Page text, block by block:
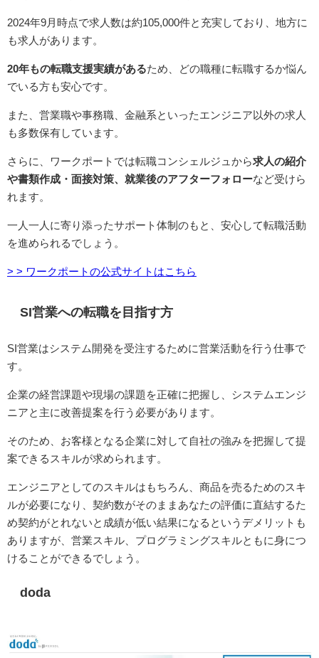
2024年9月時点で求人数は約105,000件と充実しており、地方に
も求人があります。
20年もの転職支援実績があるため、どの職種に転職するか悩ん
でいる方も安心です。
また、営業職や事務職、金融系といったエンジニア以外の求人
も多数保有しています。
さらに、ワークポートでは転職コンシェルジュから求人の紹介
や書類作成・面接対策、就業後のアフターフォローなど受けら
れます。
一人一人に寄り添ったサポート体制のもと、安心して転職活動
を進められるでしょう。
> > ワークポートの公式サイトはこちら
SI営業への転職を目指す方
SI営業はシステム開発を受注するために営業活動を行う仕事で
す。
企業の経営課題や現場の課題を正確に把握し、システムエンジ
ニアと主に改善提案を行う必要があります。
そのため、お客様となる企業に対して自社の強みを把握して提
案できるスキルが求められます。
エンジニアとしてのスキルはもちろん、商品を売るためのスキ
ルが必要になり、契約数がそのままあなたの評価に直結するた
め契約がとれないと成績が低い結果になるというデメリットも
ありますが、営業スキル、プログラミングスキルともに身につ
けることができるでしょう。
doda